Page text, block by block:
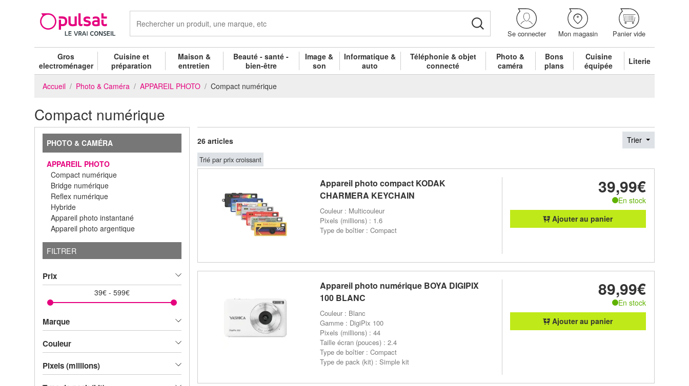
Se connecter Mon magasin Panier vide
Gros
electroménager
Cuisine et
préparation
Maison &
entretien
Beauté - santé -
bien-être
Image &
son
Informatique &
auto
Téléphonie & objet
connecté
Photo &
caméra
Bons
plans
Cuisine
équipée
Literie
Accueil Photo & Caméra APPAREIL PHOTO Compact numérique
Compact numérique
PHOTO & CAMÉRA
APPAREIL PHOTO
Compact numérique
Bridge numérique
Reflex numérique
Hybride
Appareil photo instantané
Appareil photo argentique
FILTRER
Prix
39€- 599€
Marque
Couleur
Pixels (millions)
26 articles Trier
Trié par prix croissant
Appareil photo compact KODAK
CHARMERA KEYCHAIN
Couleur : Multicouleur
Pixels (millions) : 1.6
Type de boîtier : Compact
39,99€
En stock
Ajouter au panier
Appareil photo numérique BOYA DIGIPIX
100 BLANC
Couleur : Blanc
Gamme : DigiPix 100
Pixels (millions) : 44
Taille écran (pouces) : 2.4
Type de boîtier : Compact
Type de pack (kit) : Simple kit
89,99€
En stock
Ajouter au panier